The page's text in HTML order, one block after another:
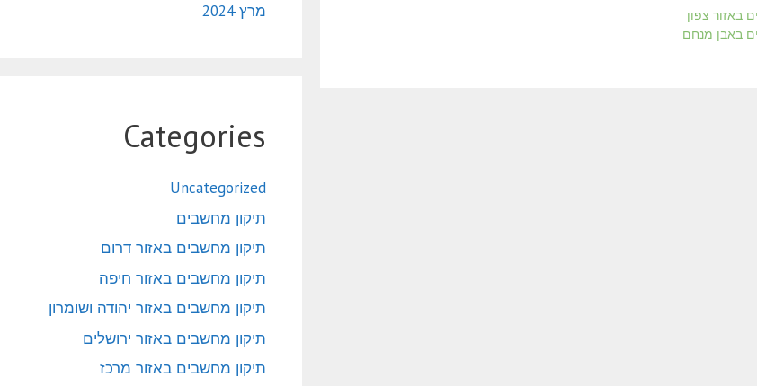
באזור צפון
באבן מנחם
מרץ 2024
Categories
Uncategorized
תיקון מחשבים
תיקון מחשבים באזור דרום
תיקון מחשבים באזור חיפה
תיקון מחשבים באזור יהודה ושומרון
תיקון מחשבים באזור ירושלים
תיקון מחשבים באזור מרכז